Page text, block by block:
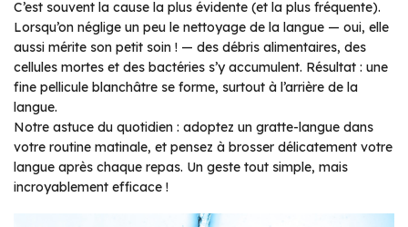
C’est souvent la cause la plus évidente (et la plus fréquente).
Lorsqu’on néglige un peu le nettoyage de la langue — oui, elle
aussi mérite son petit soin ! — des débris alimentaires, des
cellules mortes et des bactéries s’y accumulent. Résultat : une
fine pellicule blanchâtre se forme, surtout à l’arrière de la
langue.
Notre astuce du quotidien : adoptez un gratte-langue dans
votre routine matinale, et pensez à brosser délicatement votre
langue après chaque repas. Un geste tout simple, mais
incroyablement efficace !